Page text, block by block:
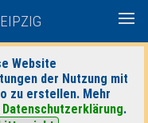
Website
der Nutzung mit
zu erstellen. Mehr
Datenschutzerklärung.
|morgen| Detaillierte Suche